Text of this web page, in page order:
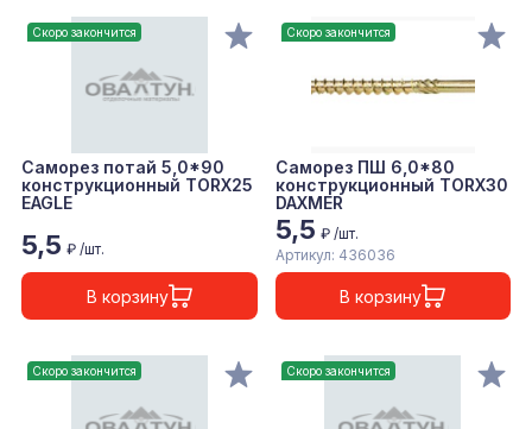
Скоро закончится
Саморез потай 5,0*90
конструкционный TORX25
EAGLE
5,5 ₽ /шт.
В корзину
Скоро закончится
Саморез ПШ 6,0*80
конструкционный TORX30
DAXMER
5,5 ₽ /шт.
Артикул: 436036
В корзину
Скоро закончится Скоро закончится